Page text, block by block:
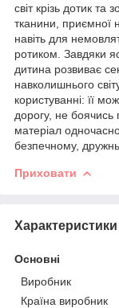
світ крізь дотик та
тканини, приємної
навіть для
ротиком. Завдяки
дитина розвиває
навколишнього
користуванні: її
дорогу, не боячись
матеріал
безпечному,
Приховати
Характеристики
Основні
Виробник
Країна виробник